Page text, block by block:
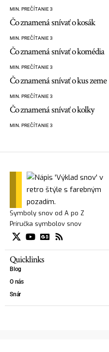
MIN. PREČÍTANIE 3
Čo znamená snívať o kosák
MIN. PREČÍTANIE 3
Čo znamená snívať o komédia
MIN. PREČÍTANIE 3
Čo znamená snívať o kus zeme
MIN. PREČÍTANIE 3
Čo znamená snívať o kolky
MIN. PREČÍTANIE 3
Symboly snov od A po Z
Príručka symbolov snov
Quicklinks
Blog
O nás
Snár